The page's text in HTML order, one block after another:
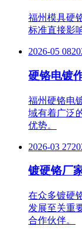
福州模具硬
标准直接影
2026-05 08
硬铬电镀
福州硬铬电
域有着广泛
优势。
2026-03 27
镀硬铬厂
在众多镀硬
发展至关重
合作伙伴。